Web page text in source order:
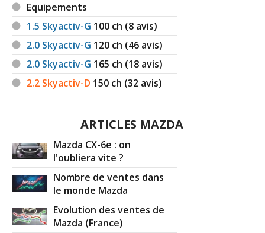
Equipements
1.5 Skyactiv-G 100 ch (8 avis)
2.0 Skyactiv-G 120 ch (46 avis)
2.0 Skyactiv-G 165 ch (18 avis)
2.2 Skyactiv-D 150 ch (32 avis)
ARTICLES MAZDA
Mazda CX-6e : on
l'oubliera vite ?
Nombre de ventes dans
le monde Mazda
Evolution des ventes de
Mazda (France)